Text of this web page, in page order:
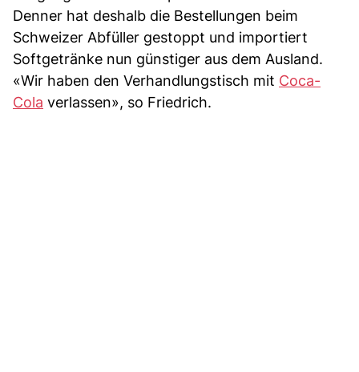
Denner hat deshalb die Bestellungen beim
Schweizer Abfüller gestoppt und importiert
Softgetränke nun günstiger aus dem Ausland.
«Wir haben den Verhandlungstisch mit Coca-
Cola verlassen», so Friedrich.